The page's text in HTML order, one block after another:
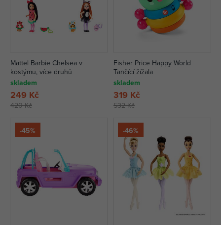
Mattel Barbie Chelsea v
kostýmu, více druhů
skladem
420 Kč
249 Kč
Fisher Price Happy World
Tančící žížala
skladem
532 Kč
319 Kč
-45% -46%